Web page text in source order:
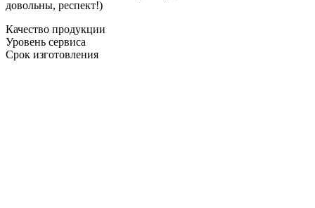
довольны, респект!)
Качество продукции
Уровень сервиса
Срок изготовления